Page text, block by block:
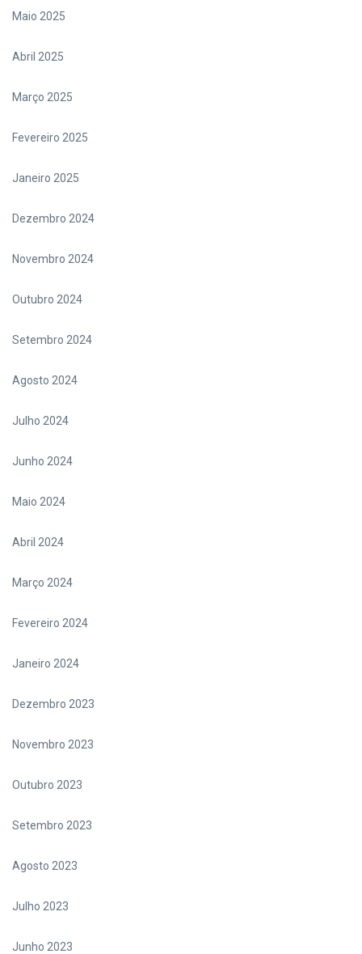
Maio 2025
Abril 2025
Março 2025
Fevereiro 2025
Janeiro 2025
Dezembro 2024
Novembro 2024
Outubro 2024
Setembro 2024
Agosto 2024
Julho 2024
Junho 2024
Maio 2024
Abril 2024
Março 2024
Fevereiro 2024
Janeiro 2024
Dezembro 2023
Novembro 2023
Outubro 2023
Setembro 2023
Agosto 2023
Julho 2023
Junho 2023